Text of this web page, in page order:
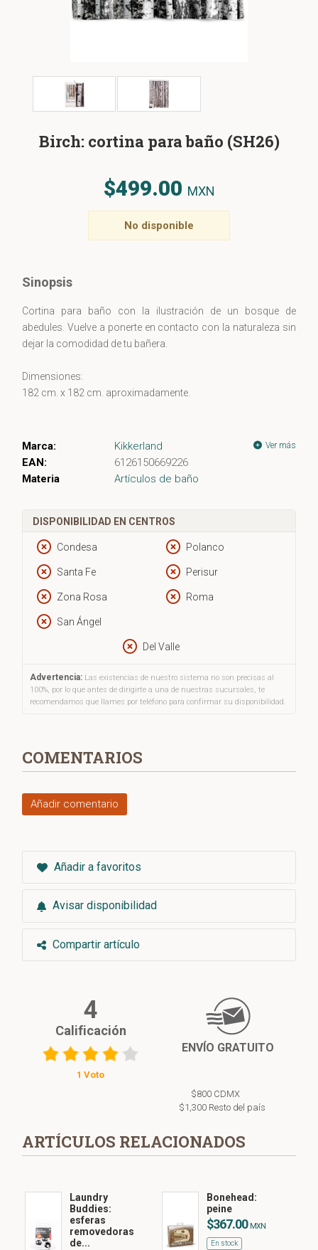
Birch: cortina para baño (SH26)
$499.00 MXN
No disponible
Sinopsis
Cortina para baño con la ilustración de un bosque de
abedules. Vuelve a ponerte en contacto con la naturaleza sin
dejar la comodidad de tu bañera.
Dimensiones:
182 cm. x 182 cm. aproximadamente.
Ver más
Marca:
Kikkerland
EAN:
6126150669226
Materia
Artículos de baño
DISPONIBILIDAD EN CENTROS
Condesa Polanco
Santa Fe Perisur
Zona Rosa Roma
San Ángel
Del Valle
Advertencia: Las existencias de nuestro sistema no son precisas al
100%, por lo que antes de dirigirte a una de nuestras sucursales, te
recomendamos que llames por teléfono para confirmar su disponibilidad.
COMENTARIOS
Añadir comentario
Añadir a favoritos
Avisar disponibilidad
Compartir artículo
4
Calificación
1 Voto
ENVÍO GRATUITO
$800 CDMX
$1,300 Resto del país
ARTÍCULOS RELACIONADOS
Laundry
Buddies:
esferas
removedoras
de...
Bonehead:
peine
$367.00 MXN
En stock